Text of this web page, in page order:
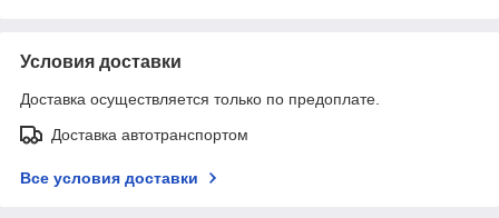
Условия доставки
Доставка осуществляется только по предоплате.
Доставка автотранспортом
Все условия доставки